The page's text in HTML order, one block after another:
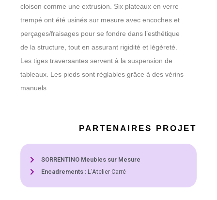
cloison comme une extrusion. Six plateaux en verre
trempé ont été usinés sur mesure avec encoches et
perçages/fraisages pour se fondre dans l’esthétique
de la structure, tout en assurant rigidité et légèreté.
Les tiges traversantes servent à la suspension de
tableaux. Les pieds sont réglables grâce à des vérins
manuels
PARTENAIRES PROJET
SORRENTINO Meubles sur Mesure
Encadrements : L'Atelier Carré